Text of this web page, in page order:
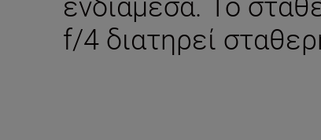
f/4 διατηρεί